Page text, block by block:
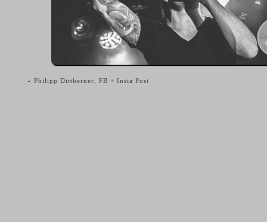
« Philipp Dittberner, FB + Insta Post